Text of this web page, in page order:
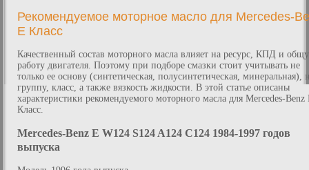
Рекомендуемое моторное масло для Mercedes-
E Класс
Качественный состав моторного масла влияет на ресурс, КПД и
работу двигателя. Поэтому при подборе смазки стоит учитывать не
только ее основу (синтетическая, полусинтетическая, минеральная),
группу, класс, а также вязкость жидкости. В этой статье описаны
характеристики рекомендуемого моторного масла для Mercedes-Benz
Класс.
Mercedes-Benz E W124 S124 A124 C124 1984-1997 годов
выпуска